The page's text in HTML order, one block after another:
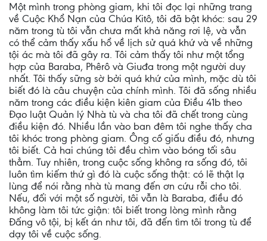
Một mình trong phòng giam, khi tôi đọc lại những trang
về Cuộc Khổ Nạn của Chúa Kitô, tôi đã bật khóc: sau 29
năm trong tù tôi vẫn chưa mất khả năng rơi lệ, và vẫn
có thể cảm thấy xấu hổ về lịch sử quá khứ và về những
tội ác mà tôi đã gây ra. Tôi cảm thấy tôi như một tổng
hợp của Baraba, Phêrô và Giuđa trong một người duy
nhất. Tôi thấy sững sờ bởi quá khứ của mình, mặc dù tôi
biết đó là câu chuyện của chính mình. Tôi đã sống nhiều
năm trong các điều kiện kiên giam của Điều 41b theo
Đạo luật Quản lý Nhà tù và cha tôi đã chết trong cùng
điều kiện đó. Nhiều lần vào ban đêm tôi nghe thấy cha
tôi khóc trong phòng giam. Ông cố giấu điều đó, nhưng
tôi biết. Cả hai chúng tôi đều chìm vào bóng tối sâu
thẳm. Tuy nhiên, trong cuộc sống không ra sống đó, tôi
luôn tìm kiếm thứ gì đó là cuộc sống thật: có lẽ thật lạ
lùng để nói rằng nhà tù mang đến ơn cứu rỗi cho tôi.
Nếu, đối với một số người, tôi vẫn là Baraba, điều đó
không làm tôi tức giận: tôi biết trong lòng mình rằng
Đấng vô tội, bị kết án như tôi, đã đến tìm tôi trong tù để
dạy tôi về cuộc sống.